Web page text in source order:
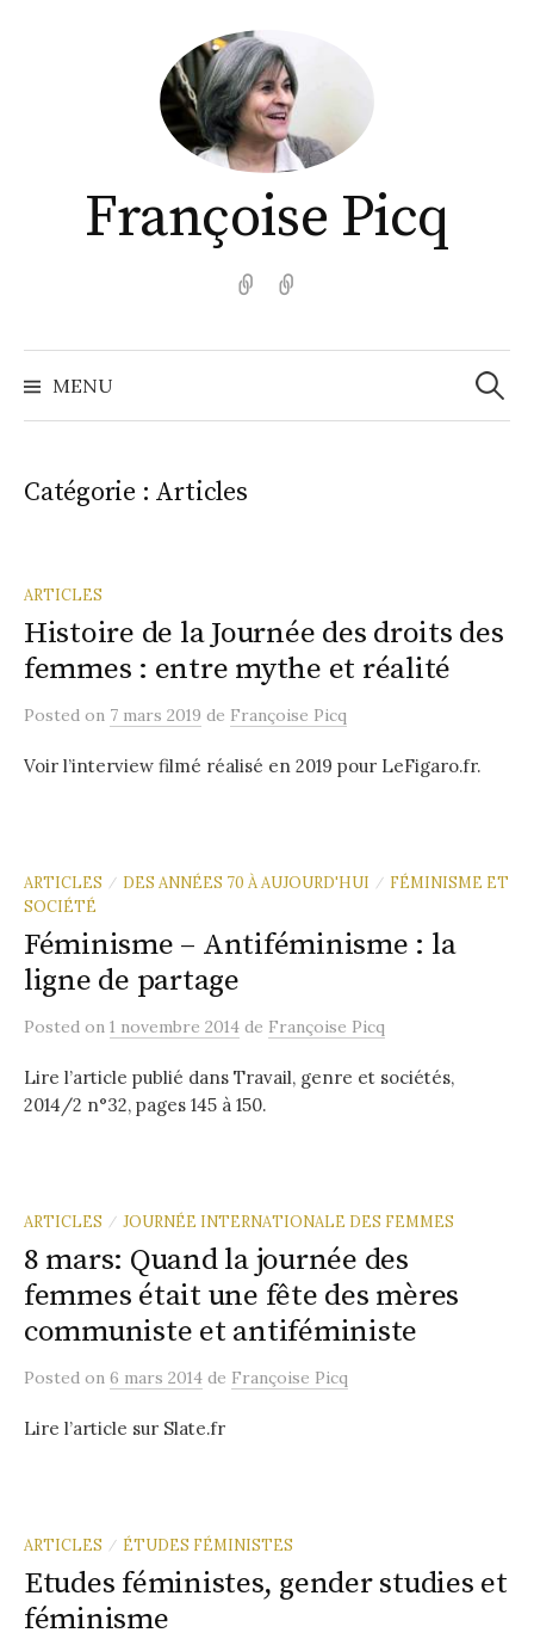
Françoise Picq
English
MENU
Catégorie : Articles
ARTICLES
Histoire de la Journée des droits des
femmes : entre mythe et réalité
Posted on 7 mars 2019 de Françoise Picq
Voir l’interview filmé réalisé en 2019 pour LeFigaro.fr.
ARTICLES / DES ANNÉES 70 À AUJOURD'HUI / FÉMINISME ET
SOCIÉTÉ
Féminisme – Antiféminisme : la
ligne de partage
Posted on 1 novembre 2014 de Françoise Picq
Lire l’article publié dans Travail, genre et sociétés,
2014/2 n°32, pages 145 à 150.
ARTICLES / JOURNÉE INTERNATIONALE DES FEMMES
8 mars: Quand la journée des
femmes était une fête des mères
communiste et antiféministe
Posted on 6 mars 2014 de Françoise Picq
Lire l’article sur Slate.fr
ARTICLES / ÉTUDES FÉMINISTES
Etudes féministes, gender studies et
féminisme